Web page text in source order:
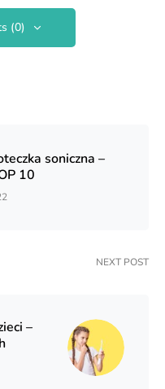
(0)
soniczna –
10
NEXT POST
–